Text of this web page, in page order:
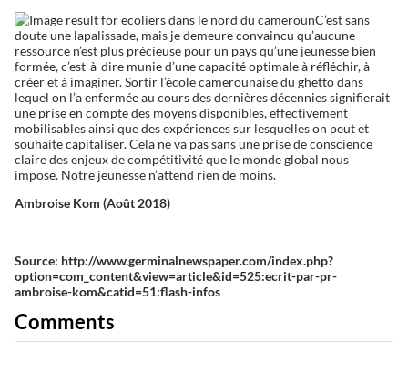
C’est sans
doute une lapalissade, mais je demeure convaincu qu’aucune
ressource n’est plus précieuse pour un pays qu’une jeunesse bien
formée, c’est-à-dire munie d’une capacité optimale à réfléchir, à
créer et à imaginer. Sortir l’école camerounaise du ghetto dans
lequel on l’a enfermée au cours des dernières décennies signifierait
une prise en compte des moyens disponibles, effectivement
mobilisables ainsi que des expériences sur lesquelles on peut et
souhaite capitaliser. Cela ne va pas sans une prise de conscience
claire des enjeux de compétitivité que le monde global nous
impose. Notre jeunesse n’attend rien de moins.
Ambroise Kom (Août 2018)
Source: http://www.germinalnewspaper.com/index.php?
option=com_content&view=article&id=525:ecrit-par-pr-
ambroise-kom&catid=51:flash-infos
Comments